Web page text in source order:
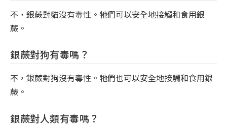
不，銀蕨對貓沒有毒性。牠們可以安全地接觸和食用銀
蕨。
銀蕨對狗有毒嗎？
不，銀蕨對狗沒有毒性。牠們也可以安全地接觸和食用銀
蕨。
銀蕨對人類有毒嗎？